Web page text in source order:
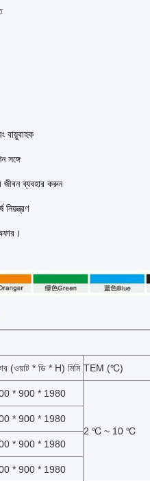
বায়ুবাহক
সঙ্গে
জীবন ব্যবহার করুন
(ওয়াট * ডি * H) মিমি TEM (℃)
* 900 * 1980
2 ℃ ~ 10 ℃
* 900 * 1980
* 900 * 1980
* 900 * 1980